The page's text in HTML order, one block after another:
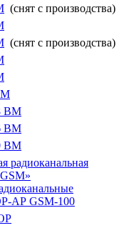
(снят с производства)
(снят с производства)
ВМ
ВМ
ВМ
радиоканальная
АР GSM-100